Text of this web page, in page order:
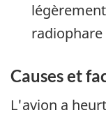
Causes et
L'avion a